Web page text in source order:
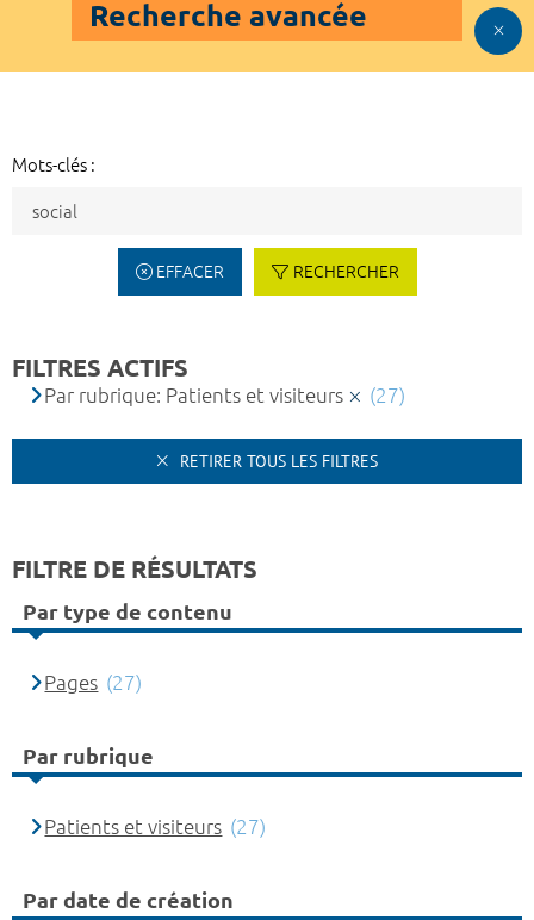
Recherche avancée
Mots-clés :
EFFACER RECHERCHER
FILTRES ACTIFS
Par rubrique: Patients et visiteurs (27)
RETIRER TOUS LES FILTRES
FILTRE DE RÉSULTATS
Par type de contenu
Pages (27)
Par rubrique
Patients et visiteurs (27)
Par date de création